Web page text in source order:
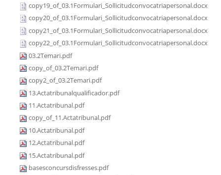
copy19_of_03.1Formulari_Sollicitudconvocatriapersonal.docx
copy20_of_03.1Formulari_Sollicitudconvocatriapersonal.docx
copy21_of_03.1Formulari_Sollicitudconvocatriapersonal.docx
copy22_of_03.1Formulari_Sollicitudconvocatriapersonal.docx
03.2Temari.pdf
copy_of_03.2Temari.pdf
copy2_of_03.2Temari.pdf
13.Actatribunalqualificador.pdf
11.Actatribunal.pdf
copy_of_11.Actatribunal.pdf
10.Actatribunal.pdf
12.Actatribunal.pdf
15.Actatribunal.pdf
basesconcursdisfresses.pdf